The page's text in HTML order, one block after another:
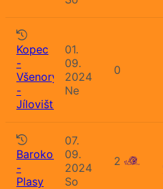
Kopec
-
Všenory
-
Jíloviště
01.
09.
2024
Ne
0
Barokomaraton
-
Plasy
07.
09.
2024
So
2